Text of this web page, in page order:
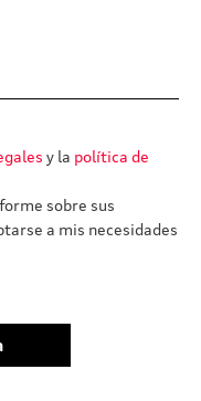
y la política de
sobre sus
a mis necesidades